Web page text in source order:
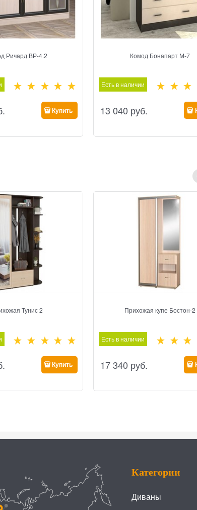
Ричард ВР-4.2
Купить
Комод Бонапарт М-7
Есть в наличии
13 040 руб.
Тунис 2
Купить
Прихожая купе Бостон-2
Есть в наличии
17 340 руб.
Категории
Диваны